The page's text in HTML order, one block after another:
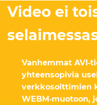
Video ei
Vanhemmat
yhteensopivia
verkkosoittimien
WEBM‑muotoon,